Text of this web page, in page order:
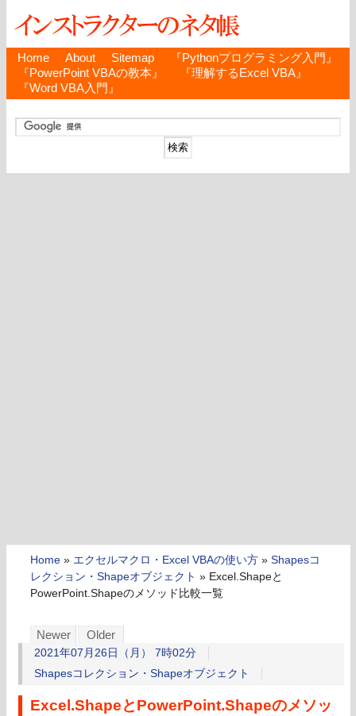
Home About Sitemap
『Pythonプログラミング入門』
『PowerPoint VBAの教本』
『理解するExcel VBA』
『Word VBA入門』
Home » エクセルマクロ・Excel VBAの使い方 » Shapesコ
レクション・Shapeオブジェクト » Excel.Shapeと
PowerPoint.Shapeのメソッド比較一覧
Newer Older
2021年07月26日（月） 7時02分
Shapesコレクション・Shapeオブジェクト
Excel.ShapeとPowerPoint.Shapeのメソッ